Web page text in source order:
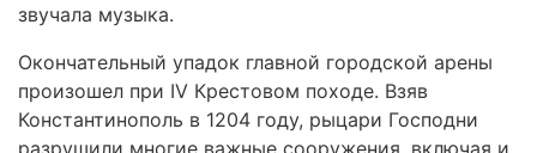
звучала музыка.
Окончательный упадок главной городской арены
произошел при IV Крестовом походе. Взяв
Константинополь в 1204 году, рыцари Господни
разрушили многие важные сооружения, включая и